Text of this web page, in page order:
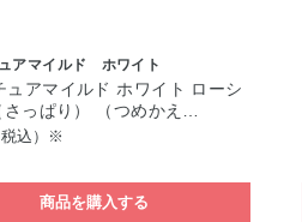
アマイルド ホワイト
ュアマイルド ホワイト ローシ
さっぱり） （つめかえ…
税込）※
商品を購入する